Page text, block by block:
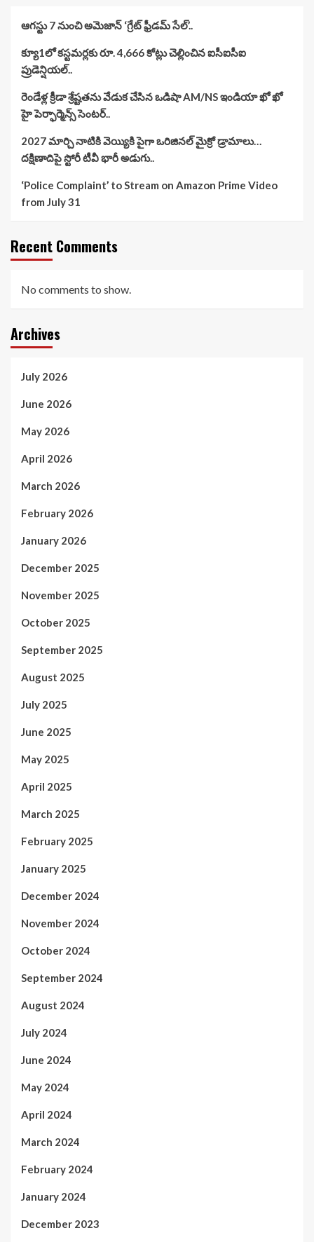
ఆగస్టు 7 నుంచి అమెజాన్ ‘గ్రేట్ ఫ్రీడమ్ సేల్’..
క్యూ1లో కస్టమర్లకు రూ. 4,666 కోట్లు చెల్లించిన ఐసీఐసీఐ
ప్రుడెన్షియల్..
రెండేళ్ల క్రీడా శ్రేష్టతను వేడుక చేసిన ఒడిషా AM/NS ఇండియా ఖో ఖో
హై పెర్ఫార్మెన్స్ సెంటర్..
2027 మార్చి నాటికి వెయ్యికి పైగా ఒరిజినల్ మైక్రో డ్రామాలు…
దక్షిణాదిపై స్టోరీ టీవీ భారీ అడుగు..
‘Police Complaint’ to Stream on Amazon Prime Video
from July 31
Recent Comments
No comments to show.
Archives
July 2026
June 2026
May 2026
April 2026
March 2026
February 2026
January 2026
December 2025
November 2025
October 2025
September 2025
August 2025
July 2025
June 2025
May 2025
April 2025
March 2025
February 2025
January 2025
December 2024
November 2024
October 2024
September 2024
August 2024
July 2024
June 2024
May 2024
April 2024
March 2024
February 2024
January 2024
December 2023